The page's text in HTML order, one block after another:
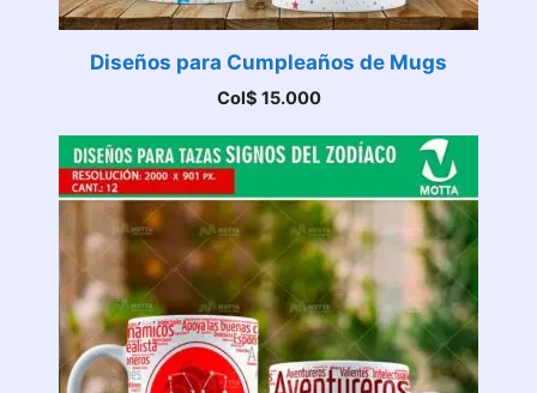
Diseños para Cumpleaños de Mugs
Col$ 15.000